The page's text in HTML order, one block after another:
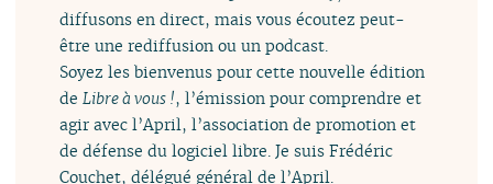
diffusons en direct, mais vous écoutez peut-
être une rediffusion ou un podcast.
Soyez les bienvenus pour cette nouvelle édition
de Libre à vous !, l’émission pour comprendre et
agir avec l’April, l’association de promotion et
de défense du logiciel libre. Je suis Frédéric
Couchet, délégué général de l’April.